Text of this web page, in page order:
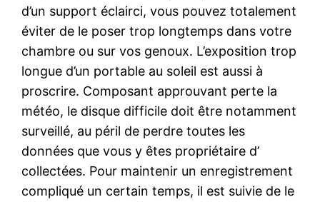
d’un support éclairci, vous pouvez totalement
éviter de le poser trop longtemps dans votre
chambre ou sur vos genoux. L’exposition trop
longue d’un portable au soleil est aussi à
proscrire. Composant approuvant perte la
météo, le disque difficile doit être notamment
surveillé, au péril de perdre toutes les
données que vous y êtes propriétaire d’
collectées. Pour maintenir un enregistrement
compliqué un certain temps, il est suivie de le